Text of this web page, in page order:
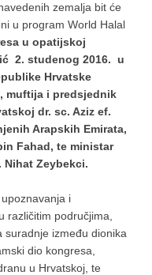
zemalja bit će
u program World Halal
u opatijskoj
2. studenog 2016. u
Hrvatske
muftija i predsjednik
dr. sc. Aziz ef.
Arapskih Emirata,
Fahad, te ministar
Nihat Zeybekci.
i
različitim područjima,
suradnje između dionika
dio kongresa,
u Hrvatskoj, te